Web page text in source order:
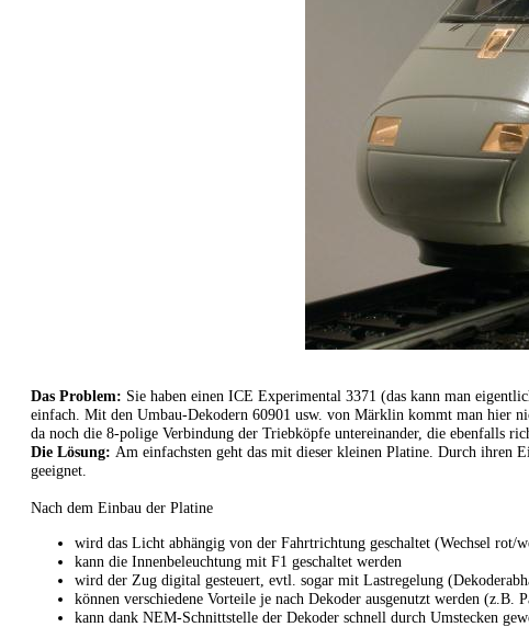
Das Problem: Sie haben einen ICE Experimental 3371 (das kann man
einfach. Mit den Umbau-Dekodern 60901 usw. von Märklin kommt man hier
da noch die 8-polige Verbindung der Triebköpfe untereinander, die ebenfalls
Die Lösung: Am einfachsten geht das mit dieser kleinen Platine. Durch ihren
geeignet.
Nach dem Einbau der Platine
wird das Licht abhängig von der Fahrtrichtung geschaltet (Wechsel rot/
kann die Innenbeleuchtung mit F1 geschaltet werden
wird der Zug digital gesteuert, evtl. sogar mit Lastregelung
können verschiedene Vorteile je nach Dekoder ausgenutzt werden (z.B.
kann dank NEM-Schnittstelle der Dekoder schnell durch Umstecken